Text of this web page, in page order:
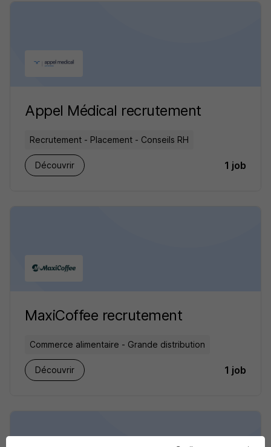
Appel Médical recrutement
Recrutement - Placement - Conseils RH
Découvrir 1 job
MaxiCoffee recrutement
Commerce alimentaire - Grande distribution
Découvrir 1 job